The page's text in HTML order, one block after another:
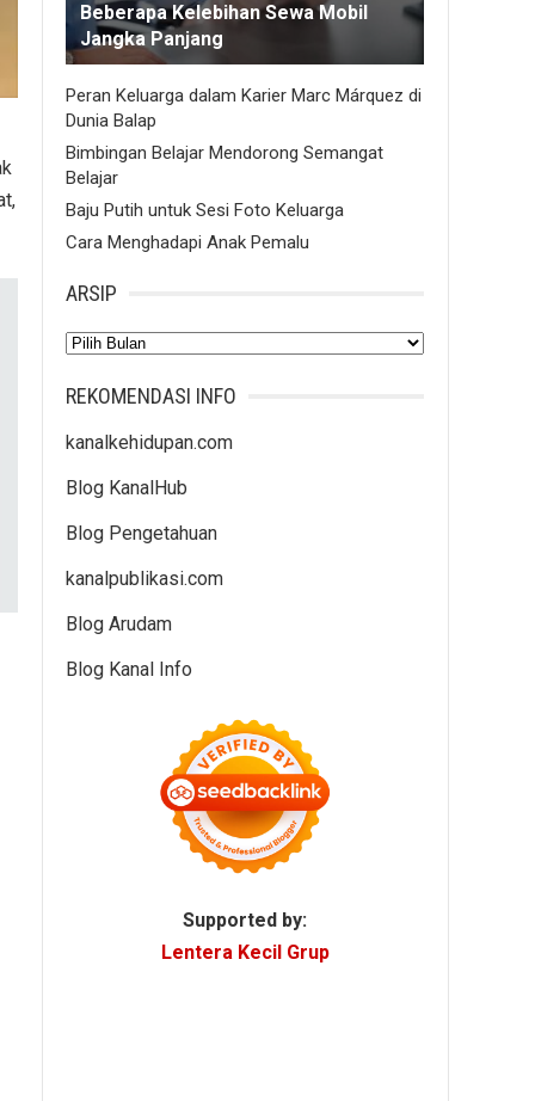
Beberapa Kelebihan Sewa Mobil
Jangka Panjang
Peran Keluarga dalam Karier Marc Márquez di
Dunia Balap
Bimbingan Belajar Mendorong Semangat
Belajar
Baju Putih untuk Sesi Foto Keluarga
Cara Menghadapi Anak Pemalu
ARSIP
Arsip
REKOMENDASI INFO
kanalkehidupan.com
Blog KanalHub
Blog Pengetahuan
kanalpublikasi.com
Blog Arudam
Blog Kanal Info
Supported by:
Lentera Kecil Grup